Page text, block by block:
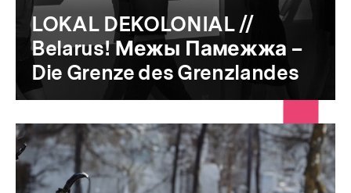
LOKAL DEKOLONIAL //
Belarus! Межы Памежжа –
Die Grenze des Grenzlandes